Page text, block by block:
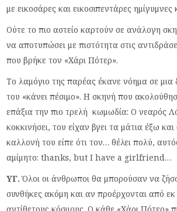
με εικοσάρες και εικοσιπεντάρες ημίγυμνες
Ούτε το πιο αστείο καρτούν σε ανάλογη
να αποτυπώσει με πιστότητα στις
που βρήκε τον «Χάρι Πότερ».
Το λαμόγιο της παρέας έκανε νόημα σε μια
του «κάνει πέσιμο». Η σκηνή που
επάξια την πιο τρελή κωμωδία: Ο νεαρός
κοκκινήσει, του είχαν βγει τα μάτια έξω
καλλονή του είπε ότι τον… θέλει πολύ,
αμίμητο: thanks, but I have a girlfriend…
ΥΓ.Όλοι οι άνθρωποι θα μπορούσαν να
συνθήκες ακόμη και αν προέρχονται από εκ
αντίθετους κόσμους. Ο κάθε «Χάρι Πότερ»